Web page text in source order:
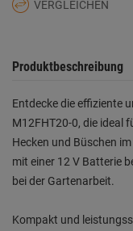
VERGLEICHEN
Produktbeschreibung
Entdecke die effiziente
M12FHT20-0, die ideal
Hecken und Büschen
mit einer 12 V Batterie
bei der Gartenarbeit.
Kompakt und